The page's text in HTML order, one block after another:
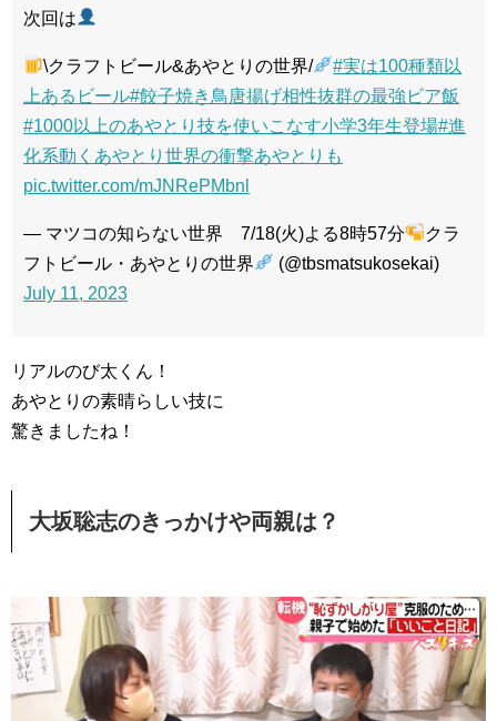
次回は
\クラフトビール&あやとりの世界/
#実は100種類以
上あるビール#餃子焼き鳥唐揚げ相性抜群の最強ビア飯
#1000以上のあやとり技を使いこなす小学3年生登場#進
化系動くあやとり世界の衝撃あやとりも
pic.twitter.com/mJNRePMbnl
— マツコの知らない世界 7/18(火)よる8時57分
クラ
フトビール・あやとりの世界
(@tbsmatsukosekai)
July 11, 2023
リアルのび太くん！
あやとりの素晴らしい技に
驚きましたね！
大坂聡志のきっかけや両親は？